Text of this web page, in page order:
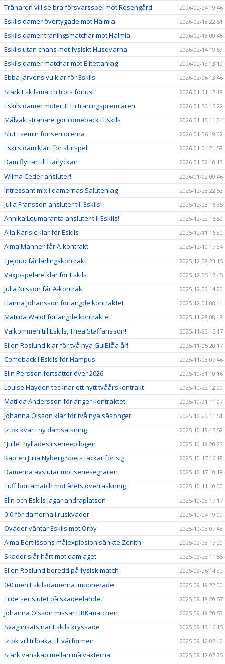
Tränaren vill se bra försvarsspel mot Rosengård 2026-02-24 19:46
Eskils damer övertygade mot Halmia 2026-02-18 22:51
Eskils damer träningsmatchar mot Halmia 2026-02-18 09:45
Eskils utan chans mot fysiskt Husqvarna 2026-02-14 19:59
Eskils damer matchar mot Elitettanlag 2026-02-13 13:19
Ebba Järvensivu klar för Eskils 2026-02-06 13:46
Stark Eskilsmatch trots förlust 2026-01-31 17:18
Eskils damer möter TFF i träningspremiären 2026-01-30 15:22
Målvaktstränare gör comeback i Eskils 2026-01-13 11:04
Slut i semin för seniorerna 2026-01-06 19:02
Eskils dam klart för slutspel 2026-01-04 21:59
Dam flyttar till Harlyckan 2026-01-02 10:13
Wilma Ceder ansluter! 2026-01-02 09:46
Intressant mix i damernas Salutenlag 2025-12-28 22:53
Julia Fransson ansluter till Eskils! 2025-12-23 16:35
Annika Loumaranta ansluter till Eskils! 2025-12-22 16:50
Ajla Karisic klar för Eskils 2025-12-11 16:30
Alma Manner får A-kontrakt 2025-12-10 17:34
Tjejduo får lärlingskontrakt 2025-12-08 23:15
Växjöspelare klar för Eskils 2025-12-05 17:45
Julia Nilsson får A-kontrakt 2025-12-03 14:20
Hanna Johansson förlängde kontraktet 2025-12-01 08:44
Matilda Waldt förlängde kontraktet 2025-11-28 08:48
Välkommen till Eskils, Thea Staffansson! 2025-11-23 15:17
Ellen Roslund klar för två nya GulBlåa år! 2025-11-05 20:17
Comeback i Eskils för Hampus 2025-11-03 07:46
Elin Persson fortsätter över 2026 2025-10-31 10:16
Louise Hayden tecknar ett nytt tvåårskontrakt 2025-10-22 12:00
Matilda Andersson förlänger kontraktet 2025-10-21 11:07
Johanna Olsson klar för två nya säsonger 2025-10-20 11:51
Iztok kvar i ny damsatsning 2025-10-19 15:52
”Julle” hyllades i serieepilogen 2025-10-18 20:23
Kapten Julia Nyberg Spets tackar för sig 2025-10-17 16:19
Damerna avslutar mot seriesegraren 2025-10-17 10:18
Tuff bortamatch mot årets överraskning 2025-10-11 10:00
Elin och Eskils jagar andraplatsen 2025-10-08 17:17
0-0 för damerna i ruskväder 2025-10-04 19:00
Oväder väntar Eskils mot Örby 2025-10-03 07:48
Alma Bertilssons målexplosion sänkte Zenith 2025-09-28 17:20
Skador slår hårt mot damlaget 2025-09-28 11:55
Ellen Roslund beredd på fysisk match 2025-09-26 14:30
0-0 men Eskilsdamerna imponerade 2025-09-19 22:00
Tilde ser slutet på skadeeländet 2025-09-18 20:57
Johanna Olsson missar HBK-matchen 2025-09-18 20:53
Svag insats när Eskils kryssade 2025-09-13 16:15
Iztok vill tillbaka till vårformen 2025-09-12 07:40
Stark vänskap mellan målvakterna 2025-09-12 07:35